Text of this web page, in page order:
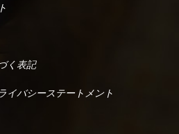
く表記
イバシーステートメント